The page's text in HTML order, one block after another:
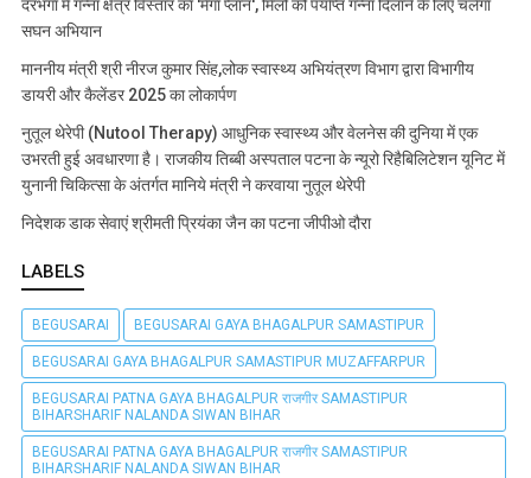
दरभंगा में गन्ना क्षेत्र विस्तार का 'मेगा प्लान', मिलों को पर्याप्त गन्ना दिलाने के लिए चलेगा
सघन अभियान
माननीय मंत्री श्री नीरज कुमार सिंह,लोक स्वास्थ्य अभियंत्रण विभाग द्वारा विभागीय
डायरी और कैलेंडर 2025 का लोकार्पण
नुतूल थेरेपी (Nutool Therapy) आधुनिक स्वास्थ्य और वेलनेस की दुनिया में एक
उभरती हुई अवधारणा है। राजकीय तिब्बी अस्पताल पटना के न्यूरो रिहैबिलिटेशन यूनिट में
युनानी चिकित्सा के अंतर्गत मानिये मंत्री ने करवाया नुतूल थेरेपी
निदेशक डाक सेवाएं श्रीमती प्रियंका जैन का पटना जीपीओ दौरा
LABELS
BEGUSARAI BEGUSARAI GAYA BHAGALPUR SAMASTIPUR
BEGUSARAI GAYA BHAGALPUR SAMASTIPUR MUZAFFARPUR
BEGUSARAI PATNA GAYA BHAGALPUR राजगीर SAMASTIPUR
BIHARSHARIF NALANDA SIWAN BIHAR
BEGUSARAI PATNA GAYA BHAGALPUR राजगीर SAMASTIPUR
BIHARSHARIF NALANDA SIWAN BIHAR